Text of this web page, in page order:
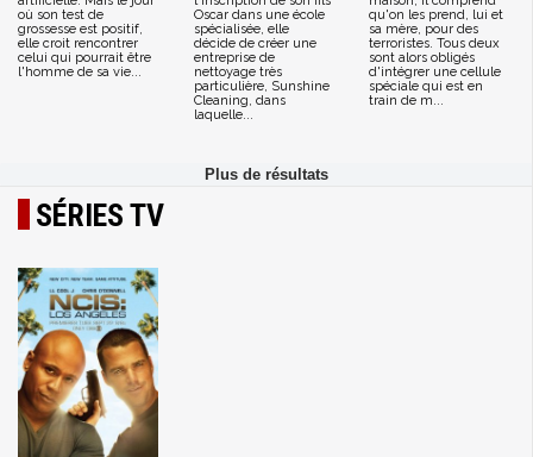
où son test de
grossesse est positif,
elle croit rencontrer
celui qui pourrait être
l'homme de sa vie...
Oscar dans une école
spécialisée, elle
décide de créer une
entreprise de
nettoyage très
particulière, Sunshine
Cleaning, dans
laquelle...
qu'on les prend, lui et
sa mère, pour des
terroristes. Tous deux
sont alors obligés
d'intégrer une cellule
spéciale qui est en
train de m...
SÉRIES TV